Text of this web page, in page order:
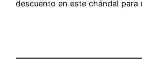
descuento en este chándal para